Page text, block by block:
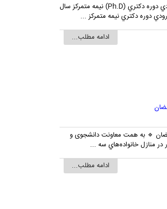
قابل توجه معرفي شدگان چند برابر ظرفيت براي شرکت در مصاحبه آزمون ورودي دوره دکتري (Ph.D) نيمه متمرکز سال
ادامه مطلب...
🔹 به همت معاونت دانشجوی و
منازل خانواده‌هاي سه ...
ادامه مطلب...